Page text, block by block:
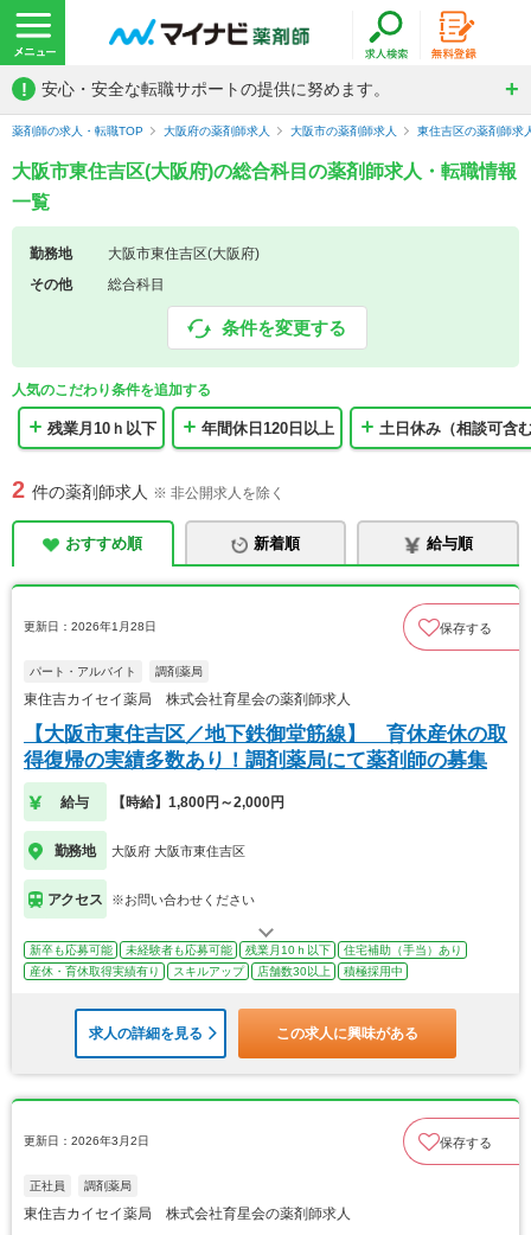
! 安心・安全な転職サポートの提供に努めます。
薬剤師の求人・転職TOP 大阪府の薬剤師求人 大阪市の薬剤師求人 東住吉区の薬剤師求
大阪市東住吉区(大阪府)の総合科目の薬剤師求人・転職情報
一覧
勤務地
大阪市東住吉区(大阪府)
その他
総合科目
条件を変更する
人気のこだわり条件を追加する
残業月10ｈ以下 年間休日120日以上 土日休み（相談可含
2 件の薬剤師求人 ※ 非公開求人を除く
おすすめ順 新着順 給与順
更新日：2026年1月28日 保存する
パート・アルバイト 調剤薬局
東住吉カイセイ薬局 株式会社育星会の薬剤師求人
【大阪市東住吉区／地下鉄御堂筋線】 育休産休の取
得復帰の実績多数あり！調剤薬局にて薬剤師の募集
給与 【時給】1,800円～2,000円
勤務地 大阪府 大阪市東住吉区
アクセス ※お問い合わせください
新卒も応募可能 未経験者も応募可能 残業月10ｈ以下
住宅補助（手当）あり
産休・育休取得実績有り
スキルアップ 店舗数30以上 積極採用中
求人の詳細を見る この求人に興味がある
更新日：2026年3月2日 保存する
正社員 調剤薬局
東住吉カイセイ薬局 株式会社育星会の薬剤師求人